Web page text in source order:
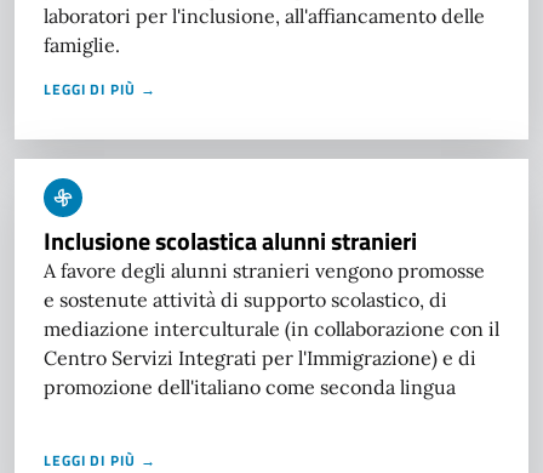
laboratori per l'inclusione, all'affiancamento delle
famiglie.
LEGGI DI PIÙ →
Inclusione scolastica alunni stranieri
A favore degli alunni stranieri vengono promosse
e sostenute attività di supporto scolastico, di
mediazione interculturale (in collaborazione con il
Centro Servizi Integrati per l'Immigrazione) e di
promozione dell'italiano come seconda lingua
LEGGI DI PIÙ →